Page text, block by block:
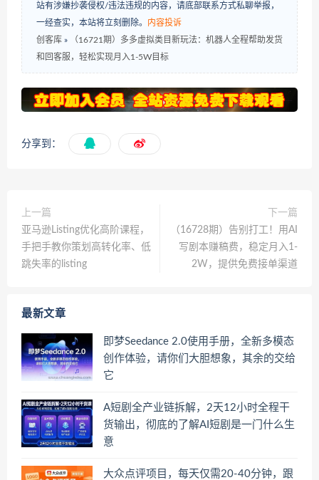
站有涉嫌抄袭侵权/违法违规的内容，请底部联系方式私聊举报，
一经查实，本站将立刻删除。 内容投诉
创客库 »
（16721期）多多虚拟类目新玩法：机器人全程帮助发货
和回客服，轻松实现月入1-5W目标
分享到：
上一篇
亚马逊Listing优化高阶课程，
手把手教你策划高转化率、低
跳失率的listing
下一篇
（16728期）告别打工！用AI
写剧本赚稿费，稳定月入1-
2W，提供免费接单渠道
最新文章
即梦Seedance 2.0使用手册，全新多模态
创作体验，请你们大胆想象，其余的交给
它
A短剧全产业链拆解，2天12小时全程干
货输出，彻底的了解AI短剧是一门什么生
意
大众点评项目，每天仅需20-40分钟，跟